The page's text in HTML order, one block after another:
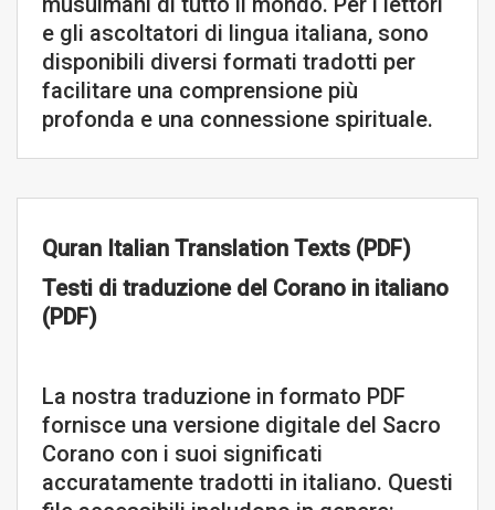
e gli ascoltatori di lingua italiana, sono
disponibili diversi formati tradotti per
facilitare una comprensione più
profonda e una connessione spirituale.
Quran Italian Translation Texts (PDF)
Testi di traduzione del Corano in italiano
(PDF)
La nostra traduzione in formato PDF
fornisce una versione digitale del Sacro
Corano con i suoi significati
accuratamente tradotti in italiano. Questi